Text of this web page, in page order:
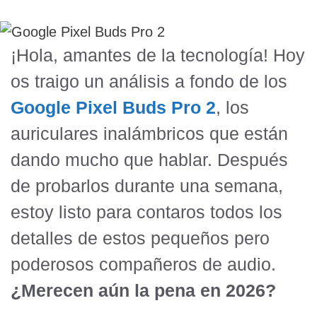
¡Hola, amantes de la tecnología! Hoy
os traigo un análisis a fondo de los
Google Pixel Buds Pro 2, los
auriculares inalámbricos que están
dando mucho que hablar. Después
de probarlos durante una semana,
estoy listo para contaros todos los
detalles de estos pequeños pero
poderosos compañeros de audio.
¿Merecen aún la pena en 2026?